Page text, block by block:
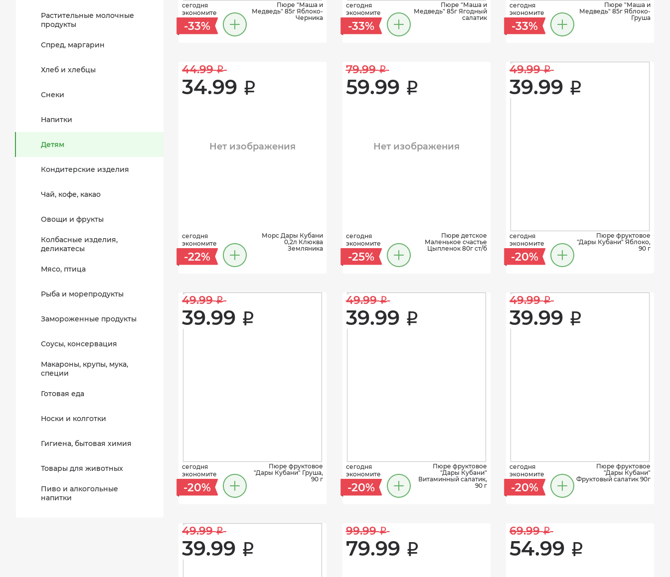
Растительные молочные
продукты
Спред, маргарин
Хлеб и хлебцы
Снеки
Напитки
Детям
Кондитерские изделия
Чай, кофе, какао
Овощи и фрукты
Колбасные изделия,
деликатесы
Мясо, птица
Рыба и морепродукты
Замороженные продукты
Соусы, консервация
Макароны, крупы, мука,
специи
Готовая еда
Носки и колготки
Гигиена, бытовая химия
Товары для животных
Пиво и алкогольные
напитки
сегодня
экономите
-33%
Пюре "Маша и
Медведь" 85г Яблоко-
Черника
сегодня
экономите
-33%
Пюре "Маша и
Медведь" 85г Ягодный
салатик
сегодня
экономите
-33%
Пюре "Маша и
Медведь" 85г Яблоко-
Груша
44.99 i
34.99 i
Нет изображения
сегодня
экономите
-22%
Морс Дары Кубани
0,2л Клюква
Земляника
79.99 i
59.99 i
Нет изображения
сегодня
экономите
-25%
Пюре детское
Маленькое счастье
Цыпленок 80г ст/б
49.99 i
39.99 i
сегодня
экономите
-20%
Пюре фруктовое
"Дары Кубани" Яблоко,
90 г
49.99 i
39.99 i
сегодня
экономите
-20%
Пюре фруктовое
"Дары Кубани" Груша,
90 г
49.99 i
39.99 i
сегодня
экономите
-20%
Пюре фруктовое
"Дары Кубани"
Витаминный салатик,
90 г
49.99 i
39.99 i
сегодня
экономите
-20%
Пюре фруктовое
"Дары Кубани"
Фруктовый салатик 90г
49.99 i
39.99 i
99.99 i
79.99 i
69.99 i
54.99 i